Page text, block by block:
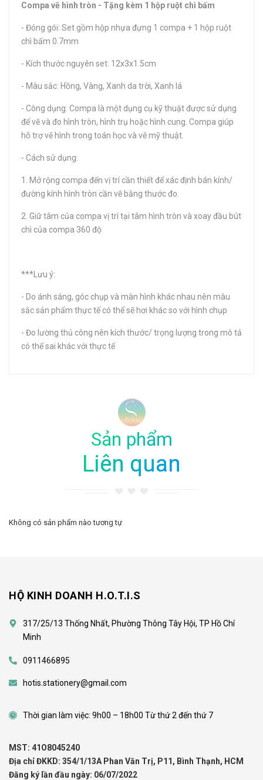
Compa vẽ hình tròn - Tặng kèm 1 hộp ruột chì bấm
- Đóng gói: Set gồm hộp nhựa đựng 1 compa + 1 hộp ruột
chì bấm 0.7mm
- Kích thước nguyên set: 12x3x1.5cm
- Màu sắc: Hồng, Vàng, Xanh da trời, Xanh lá
- Công dụng: Compa là một dụng cụ kỹ thuật được sử dụng
để vẽ và đo hình tròn, hình trụ hoặc hình cung. Compa giúp
hỗ trợ vẽ hình trong toán học và vẽ mỹ thuật.
- Cách sử dụng:
1. Mở rộng compa đến vị trí cần thiết để xác định bán kính/
đường kính hình tròn cần vẽ bằng thước đo.
2. Giữ tâm của compa vị trí tại tâm hình tròn và xoay đầu bút
chì của compa 360 độ
***Lưu ý:
- Do ánh sáng, góc chụp và màn hình khác nhau nên màu
sắc sản phẩm thực tế có thể sẽ hơi khác so với hình chụp
- Đo lường thủ công nên kích thước/ trọng lượng trong mô tả
có thể sai khác với thực tế
Sản phẩm
Liên quan
Không có sản phẩm nào tương tự
HỘ KINH DOANH H.O.T.I.S
317/25/13 Thống Nhất, Phường Thông Tây Hội, TP Hồ Chí
Minh
0911466895
hotis.stationery@gmail.com
Thời gian làm việc: 9h00 – 18h00 Từ thứ 2 đến thứ 7
MST: 41O8045240
Địa chỉ ĐKKD: 354/1/13A Phan Văn Trị, P11, Bình Thạnh, HCM
Đăng ký lần đầu ngày: 06/07/2022